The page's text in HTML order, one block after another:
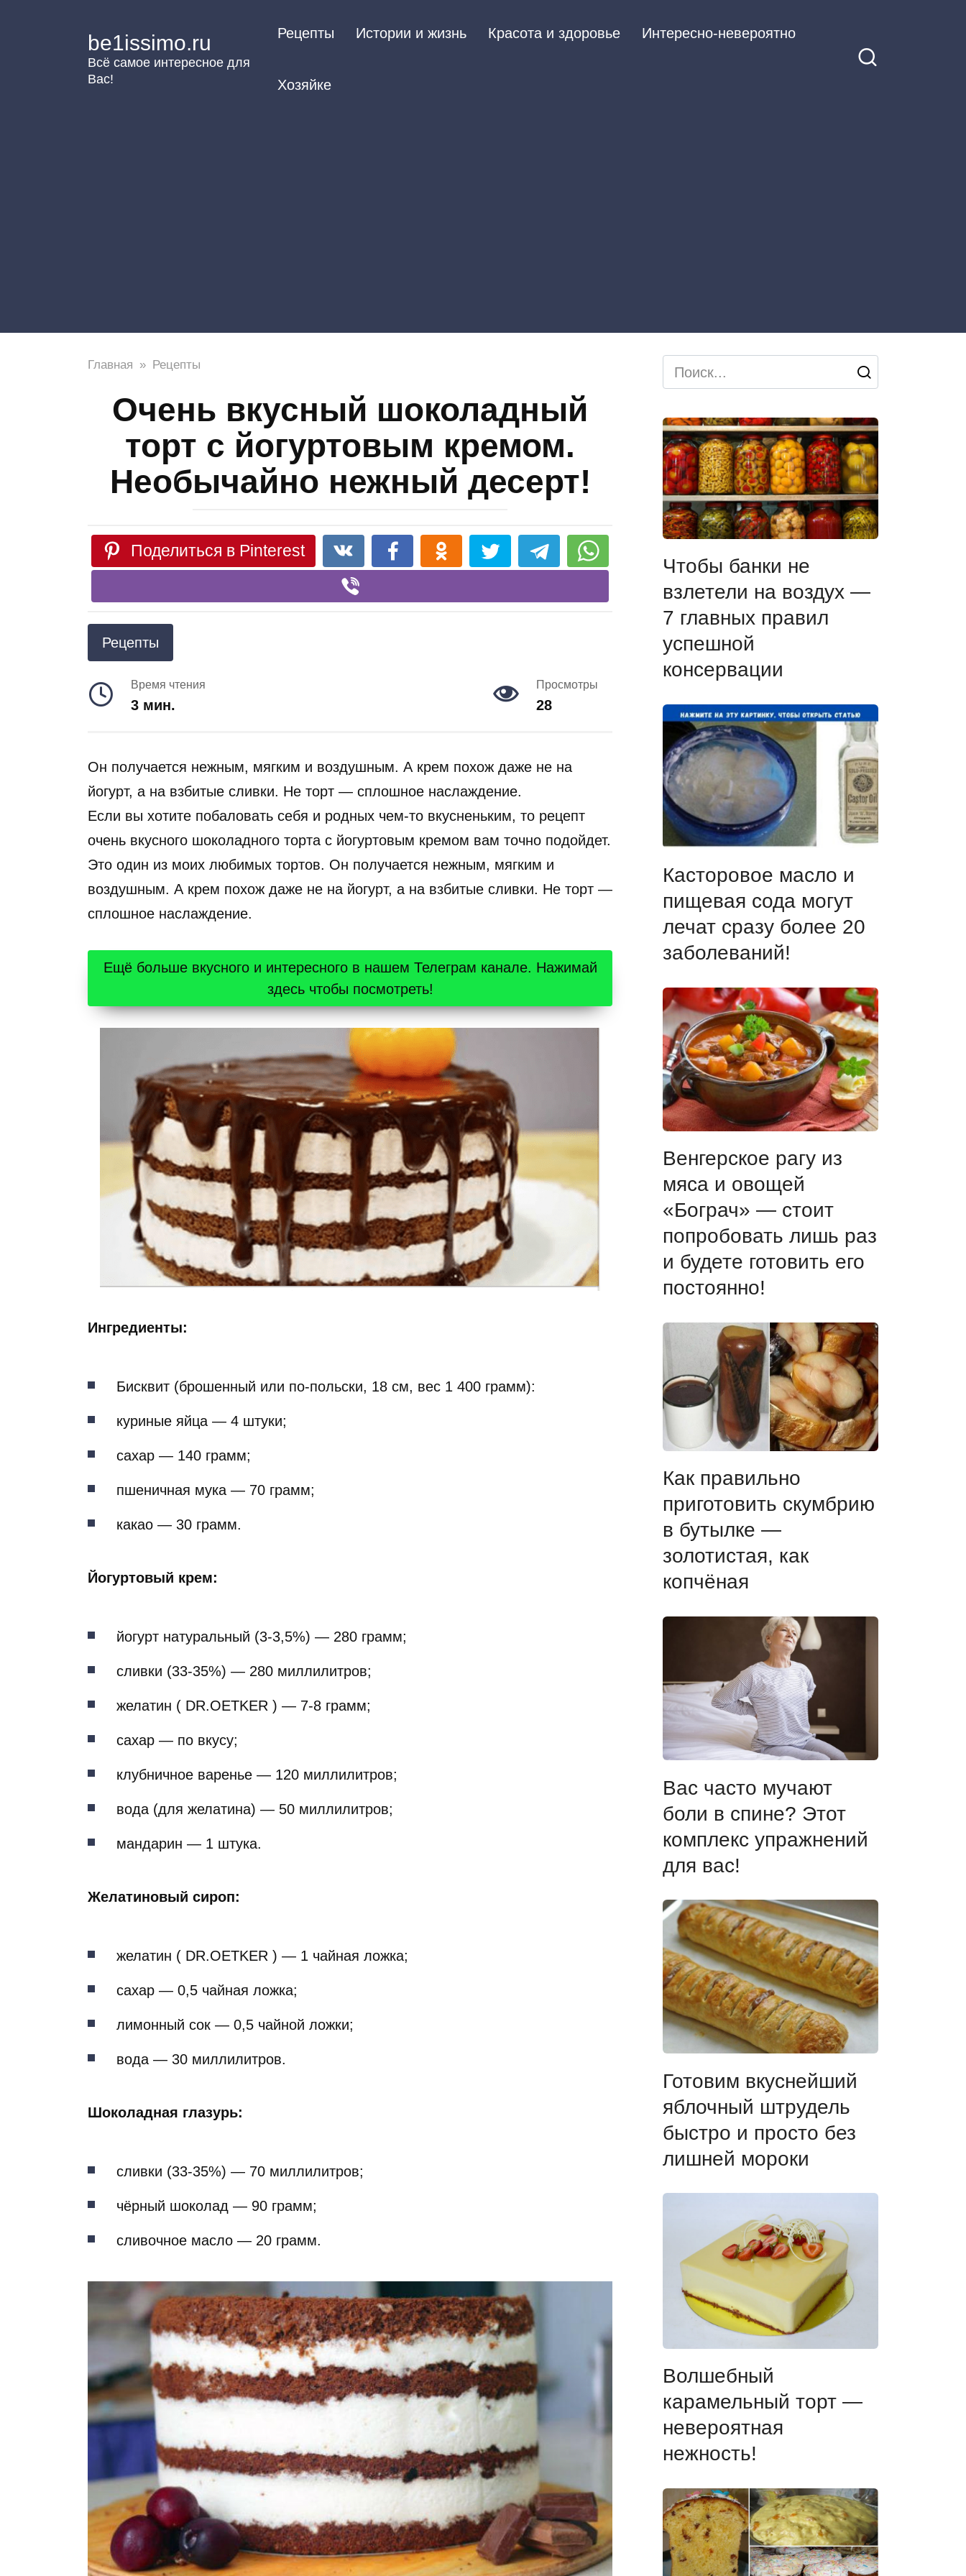
be1issimo.ru
Всё самое интересное для
Вас!
Рецепты Истории и жизнь Красота и здоровье Интересно-невероятно
Хозяйке
Главная » Рецепты
Очень вкусный шоколадный
торт с йогуртовым кремом.
Необычайно нежный десерт!
Поделиться в Pinterest
Рецепты
Время чтения
3 мин.
Просмотры
28
Он получается нежным, мягким и воздушным. А крем похож даже не на
йогурт, а на взбитые сливки. Не торт — сплошное наслаждение.
Если вы хотите побаловать себя и родных чем-то вкусненьким, то рецепт
очень вкусного шоколадного торта с йогуртовым кремом вам точно подойдет.
Это один из моих любимых тортов. Он получается нежным, мягким и
воздушным. А крем похож даже не на йогурт, а на взбитые сливки. Не торт —
сплошное наслаждение.
Ещё больше вкусного и интересного в нашем Телеграм канале. Нажимай
здесь чтобы посмотреть!
Ингредиенты:
Бисквит (брошенный или по-польски, 18 см, вес 1 400 грамм):
куриные яйца — 4 штуки;
сахар — 140 грамм;
пшеничная мука — 70 грамм;
какао — 30 грамм.
Йогуртовый крем:
йогурт натуральный (3-3,5%) — 280 грамм;
сливки (33-35%) — 280 миллилитров;
желатин ( DR.OETKER ) — 7-8 грамм;
сахар — по вкусу;
клубничное варенье — 120 миллилитров;
вода (для желатина) — 50 миллилитров;
мандарин — 1 штука.
Желатиновый сироп:
желатин ( DR.OETKER ) — 1 чайная ложка;
сахар — 0,5 чайная ложка;
лимонный сок — 0,5 чайной ложки;
вода — 30 миллилитров.
Шоколадная глазурь:
сливки (33-35%) — 70 миллилитров;
чёрный шоколад — 90 грамм;
сливочное масло — 20 грамм.
Search
for:
Чтобы банки не
взлетели на воздух —
7 главных правил
успешной
консервации
Касторовое масло и
пищевая сода могут
лечат сразу более 20
заболеваний!
Венгерское рагу из
мяса и овощей
«Бограч» — стоит
попробовать лишь раз
и будете готовить его
постоянно!
Как правильно
приготовить скумбрию
в бутылке —
золотистая, как
копчёная
Вас часто мучают
боли в спине? Этот
комплекс упражнений
для вас!
Готовим вкуснейший
яблочный штрудель
быстро и просто без
лишней мороки
Волшебный
карамельный торт —
невероятная
нежность!